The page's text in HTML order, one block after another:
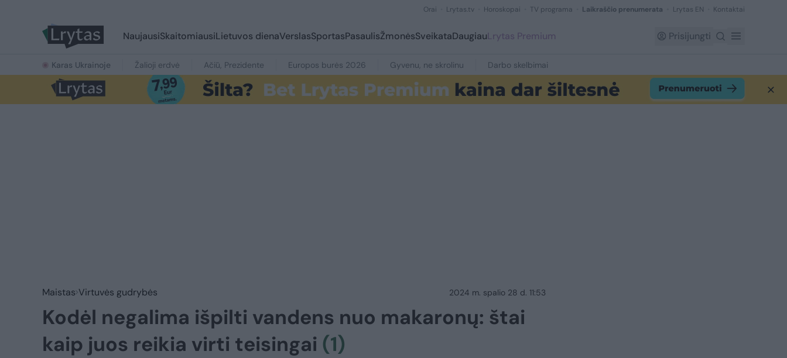
Orai Lrytas.tv Horoskopai TV programa Laikraščio prenumerata Lrytas EN Kontaktai
NaujausiSkaitomiausiLietuvos dienaVerslasSportasPasaulisŽmonėsSveikataDaugiauLrytas Premium Prisijungti
Karas Ukrainoje Žalioji erdvė Ačiū, Prezidente Europos burės 2026 Gyvenu, ne skrolinu Darbo skelbimai
Maistas Virtuvės gudrybės 2024 m. spalio 28 d. 11:53
Kodėl negalima išpilti vandens nuo makaronų: štai
kaip juos reikia virti teisingai (1)